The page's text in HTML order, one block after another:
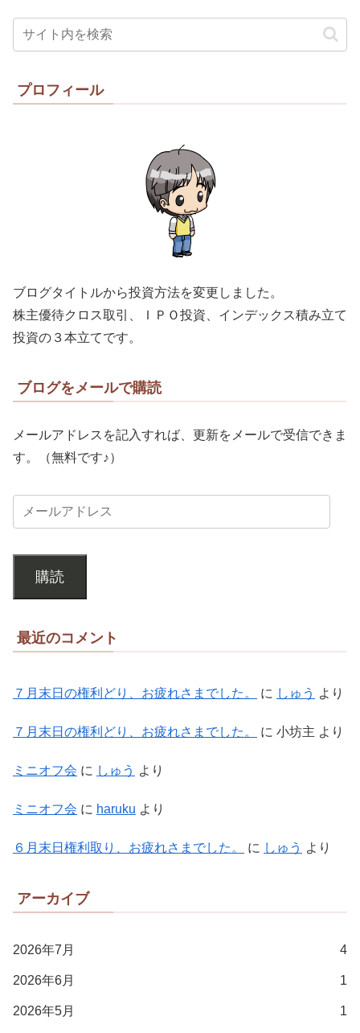
プロフィール
ブログタイトルから投資方法を変更しました。
株主優待クロス取引、ＩＰＯ投資、インデックス積み立て
投資の３本立てです。
ブログをメールで購読
メールアドレスを記入すれば、更新をメールで受信できま
す。（無料です♪）
購読
最近のコメント
７月末日の権利どり、お疲れさまでした。 に しゅう より
７月末日の権利どり、お疲れさまでした。 に 小坊主 より
ミニオフ会 に しゅう より
ミニオフ会 に haruku より
６月末日権利取り、お疲れさまでした。 に しゅう より
アーカイブ
2026年7月 4
2026年6月 1
2026年5月 1